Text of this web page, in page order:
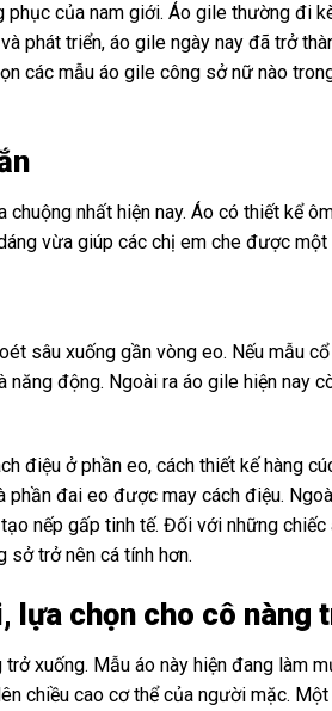
của nam giới. Áo gile thường đi
phát triển, áo gile ngày nay đã trở
các mẫu áo gile công sở nữ nào
nhất hiện nay. Áo có thiết kể
vừa giúp các chị em che được
sâu xuống gần vòng eo. Nếu mẫu
động. Ngoài ra áo gile hiện nay
điệu ở phần eo, cách thiết kế hàng
đai eo được may cách điệu.
nếp gấp tinh tế. Đối với những
sở trở nên cá tính hơn.
lựa chọn cho cô nàng
xuống. Mẫu áo này hiện đang làm
chiều cao cơ thể của người mặc.